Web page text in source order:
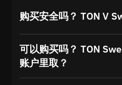
购买安全吗？ TON V
可以购买吗？ TON
账户里取？